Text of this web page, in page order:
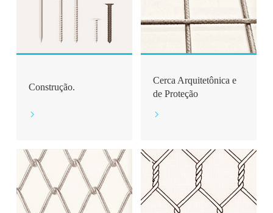
Construção.

Cerca Arquitetônica e
de Proteção
